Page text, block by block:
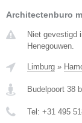
Architectenburo
Niet gevestigd
Henegouwen.
Limburg »
Budelpoort 38
Tel: +31 495